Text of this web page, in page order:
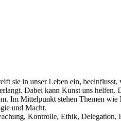
sie in unser Leben ein,
Dabei kann Kunst uns helfen.
Im Mittelpunkt stehen Themen
und Macht.
Kontrolle, Ethik,